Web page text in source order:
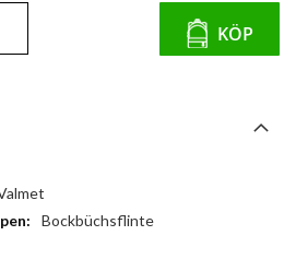
KÖP
Bockbüchsflinte